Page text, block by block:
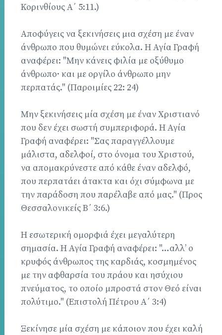
Κορινθίους Α΄ 5:11.)
Αποφύγεις να ξεκινήσεις μια σχέση με έναν
άνθρωπο που θυμώνει εύκολα. Η Αγία Γραφή
αναφέρει: "Μην κάνεις φιλία με οξύθυμο
άνθρωπο· και με οργίλο άνθρωπο μην
περπατάς." (Παροιμίες 22: 24)
Μην ξεκινήσεις μία σχέση με έναν Χριστιανό
που δεν έχει σωστή συμπεριφορά. Η Αγία
Γραφή αναφέρει: "Σας παραγγέλλουμε
μάλιστα, αδελφοί, στο όνομα του Χριστού,
να απομακρύνεστε από κάθε έναν αδελφό,
που περπατάει άτακτα και όχι σύμφωνα με
την παράδοση που παρέλαβε από μας." (Προς
Θεσσαλονικείς Β΄ 3:6.)
Η εσωτερική ομορφιά έχει μεγαλύτερη
σημασία. Η Αγία Γραφή αναφέρει: "…αλλ’ ο
κρυφός άνθρωπος της καρδιάς, κοσμημένος
με την αφθαρσία του πράου και ησύχιου
πνεύματος, το οποίο μπροστά στον Θεό είναι
πολύτιμο." (Επιστολή Πέτρου Α΄ 3:4)
Ξεκίνησε μία σχέση με κάποιον που έχει καλή